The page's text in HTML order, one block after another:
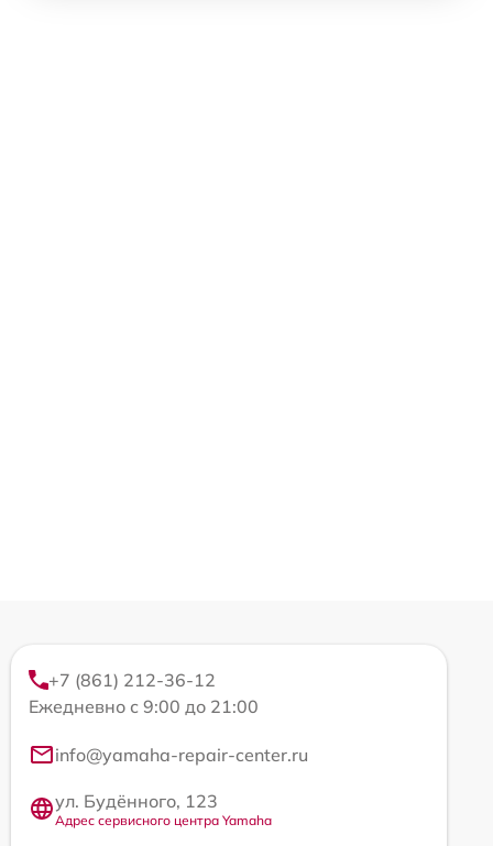
+7 (861) 212-36-12
Ежедневно с 9:00 до 21:00
info@yamaha-repair-center.ru
ул. Будённого, 123
Адрес сервисного центра Yamaha